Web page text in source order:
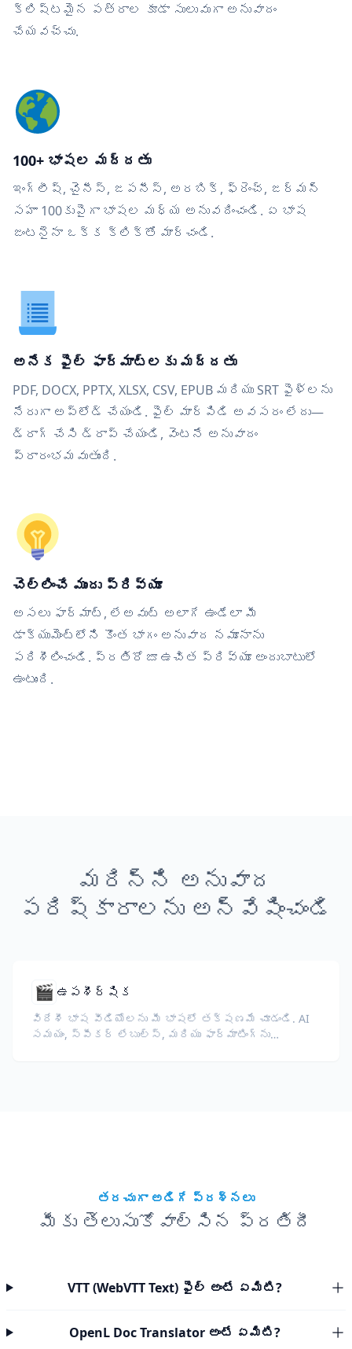
క్లిష్టమైన పత్రాల కూడా సులువుగా అనువాదం
చేయవచ్చు.
100+ భాషల మద్దతు
ఇంగ్లీష్, చైనీస్, జపనీస్, అరబిక్, ఫ్రెంచ్, జర్మన్
సహా 100కుపైగా భాషల మధ్య అనువదించండి. ఏ భాష
జంటనైనా ఒక్క క్లిక్‌తో మార్చండి.
అనేక ఫైల్ ఫార్మాట్‌లకు మద్దతు
PDF, DOCX, PPTX, XLSX, CSV, EPUB మరియు SRT ఫైళ్లను
నేరుగా అప్‌లోడ్ చేయండి. ఫైల్ మార్పిడి అవసరం లేదు—
డ్రాగ్ చేసి డ్రాప్ చేయండి, వెంటనే అనువాదం
ప్రారంభమవుతుంది.
చెల్లించే ముందు ప్రివ్యూ
అసలు ఫార్మాట్, లేఅవుట్ అలాగే ఉండేలా మీ
డాక్యుమెంట్‌లోని కొంత భాగం అనువాద నమూనాను
పరిశీలించండి. ప్రతిరోజూ ఉచిత ప్రివ్యూ అందుబాటులో
ఉంటుంది.
మరిన్ని అనువాద
పరిష్కారాలను అన్వేషించండి
🎬 ఉపశీర్షిక
విదేశీ భాష వీడియోలను మీ భాషలో తక్షణమే చూడండి. AI
సమయం, స్పీకర్ లేబుల్స్, మరియు ఫార్మాటింగ్‌ను
తరచుగా అడిగే ప్రశ్నలు
మీకు తెలుసుకోవాల్సిన ప్రతిదీ
VTT (WebVTT Text) ఫైల్ అంటే ఏమిటి?
OpenL Doc Translator అంటే ఏమిటి?